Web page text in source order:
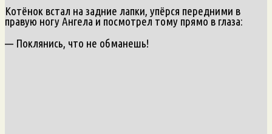
Котёнок встал на задние лапки, упёрся передними в
правую ногу Ангела и посмотрел тому прямо в глаза:
— Поклянись, что не обманешь!